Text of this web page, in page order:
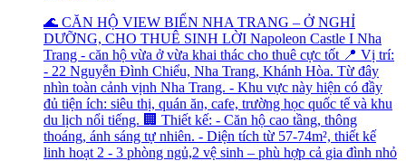
🌊 CĂN HỘ VIEW BIỂN NHA TRANG – Ở NGHỈ
DƯỠNG, CHO THUÊ SINH LỜI Napoleon Castle I Nha
Trang - căn hộ vừa ở vừa khai thác cho thuê cực tốt 📍 Vị trí:
- 22 Nguyễn Đình Chiểu, Nha Trang, Khánh Hòa. Từ đây
nhìn toàn cảnh vịnh Nha Trang. - Khu vực này hiện có đầy
đủ tiện ích: siêu thị, quán ăn, cafe, trường học quốc tế và khu
du lịch nổi tiếng. 🏢 Thiết kế: - Căn hộ cao tầng, thông
thoáng, ánh sáng tự nhiên. - Diện tích từ 57-74m², thiết kế
linh hoạt 2 - 3 phòng ngủ,2 vệ sinh – phù hợp cả gia đình nhỏ